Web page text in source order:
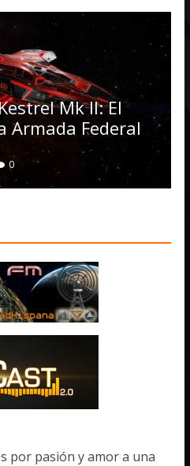
Mk II: El
Federal
por pasión y amor a una